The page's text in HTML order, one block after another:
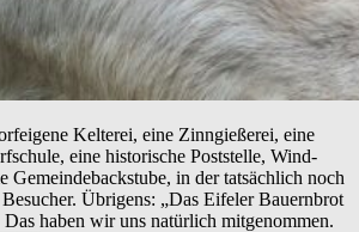
Kelterei, eine Zinngießerei, eine
eine historische Poststelle, Wind-
Gemeindebackstube, in der tatsächlich noch
Übrigens: „Das Eifeler Bauernbrot
Das haben wir uns natürlich mitgenommen.